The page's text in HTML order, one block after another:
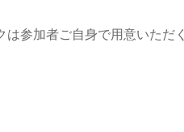
参加者ご自身で用意いただく